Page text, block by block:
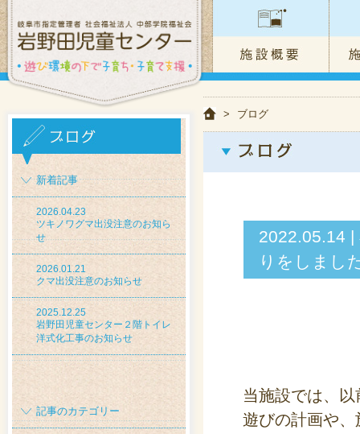
新着記事
2026.04.23
ツキノワグマ出没注意のお知ら
せ
2026.01.21
クマ出没注意のお知らせ
2025.12.25
岩野田児童センター２階トイレ
洋式化工事のお知らせ
記事のカテゴリー
> ブログ
2022.05.14
りをしまし
当施設では、
遊びの計画や